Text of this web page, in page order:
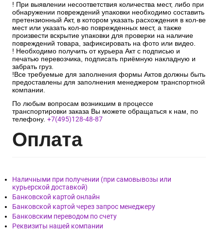
! При выявлении несоответствия количества мест, либо при
обнаружении повреждений упаковки необходимо составить
претензионный Акт, в котором указать расхождения в кол-ве
мест или указать кол-во поврежденных мест, а также
произвести вскрытие упаковки для проверки на наличие
повреждений товара, зафиксировать на фото или видео.
! Необходимо получить от курьера Акт с подписью и
печатью перевозчика, подписать приёмную накладную и
забрать груз.
!Все требуемые для заполнения формы Актов должны быть
предоставлены для заполнения менеджером транспортной
компании.
По любым вопросам возникшим в процессе
транспортировки заказа Вы можете обращаться к нам, по
телефону. +7(495)128-48-87
Оплата
Наличными при получении (при самовывозы или
курьерской доставкой)
Банковской картой онлайн
Банковской картой через запрос менеджеру
Банковским переводом по счету
Реквизиты нашей компании